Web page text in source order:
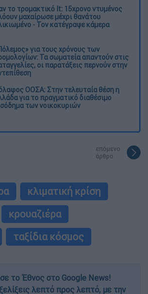
το τρομακτικό It: 15χρονο ντυμένος
μαχαίρωσε μέχρι θανάτου
- Τον κατέγραψε κάμερα
για τους χρόνους των
Τα σωματεία απαντούν στις
οι παρατάξεις περνούν στην
ΟΟΣΑ: Στην τελευταία θέση η
για το πραγματικό διαθέσιμο
των νοικοκυριών
επόμενο
άρθρο
κλιματική κρίση
κρουαζιέρα
ταξίδια κόσμος
το Έθνος στο Google News!
λεπτό προς λεπτό, με την